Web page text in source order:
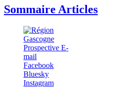
Sommaire Articles